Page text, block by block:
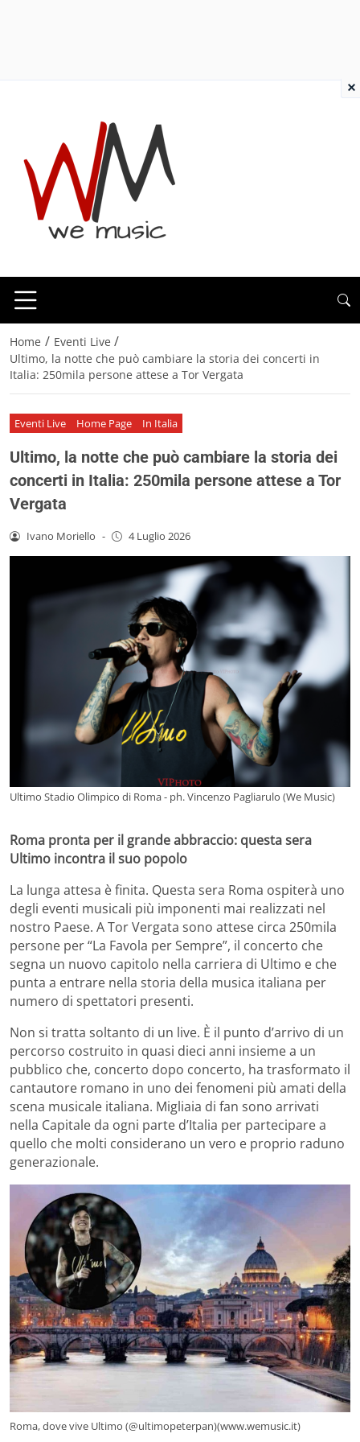
Home / Eventi Live /
Ultimo, la notte che può cambiare la storia dei concerti in
Italia: 250mila persone attese a Tor Vergata
Eventi Live Home Page In Italia
Ultimo, la notte che può cambiare la storia dei
concerti in Italia: 250mila persone attese a Tor
Vergata
Ivano Moriello - 4 Luglio 2026
Ultimo Stadio Olimpico di Roma - ph. Vincenzo Pagliarulo (We Music)
Roma pronta per il grande abbraccio: questa sera
Ultimo incontra il suo popolo
La lunga attesa è finita. Questa sera Roma ospiterà uno
degli eventi musicali più imponenti mai realizzati nel
nostro Paese. A Tor Vergata sono attese circa 250mila
persone per “La Favola per Sempre”, il concerto che
segna un nuovo capitolo nella carriera di Ultimo e che
punta a entrare nella storia della musica italiana per
numero di spettatori presenti.
Non si tratta soltanto di un live. È il punto d’arrivo di un
percorso costruito in quasi dieci anni insieme a un
pubblico che, concerto dopo concerto, ha trasformato il
cantautore romano in uno dei fenomeni più amati della
scena musicale italiana. Migliaia di fan sono arrivati
nella Capitale da ogni parte d’Italia per partecipare a
quello che molti considerano un vero e proprio raduno
generazionale.
Roma, dove vive Ultimo (@ultimopeterpan)(www.wemusic.it)
×